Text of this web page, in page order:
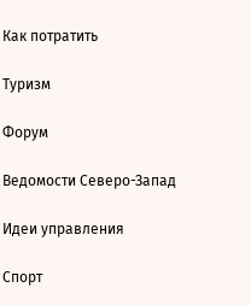
Как потратить
Туризм
Форум
Ведомости Северо-Запад
Идеи управления
Спорт